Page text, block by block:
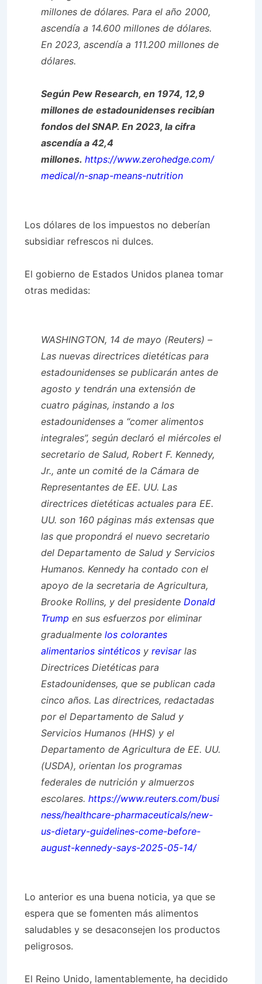
millones de dólares. Para el año 2000,
ascendía a 14.600 millones de dólares.
En 2023, ascendía a 111.200 millones de
dólares.
Según Pew Research, en 1974, 12,9
millones de estadounidenses recibían
fondos del SNAP. En 2023, la cifra
ascendía a 42,4
millones. https://www.zerohedge.com/
medical/n-snap-means-nutrition
Los dólares de los impuestos no deberían
subsidiar refrescos ni dulces.
El gobierno de Estados Unidos planea tomar
otras medidas:
WASHINGTON, 14 de mayo (Reuters) –
Las nuevas directrices dietéticas para
estadounidenses se publicarán antes de
agosto y tendrán una extensión de
cuatro páginas, instando a los
estadounidenses a “comer alimentos
integrales”, según declaró el miércoles el
secretario de Salud, Robert F. Kennedy,
Jr., ante un comité de la Cámara de
Representantes de EE. UU. Las
directrices dietéticas actuales para EE.
UU. son 160 páginas más extensas que
las que propondrá el nuevo secretario
del Departamento de Salud y Servicios
Humanos. Kennedy ha contado con el
apoyo de la secretaria de Agricultura,
Brooke Rollins, y del presidente Donald
Trump en sus esfuerzos por eliminar
gradualmente los colorantes
alimentarios sintéticos y revisarlas
Directrices Dietéticas para
Estadounidenses, que se publican cada
cinco años. Las directrices, redactadas
por el Departamento de Salud y
Servicios Humanos (HHS) y el
Departamento de Agricultura de EE. UU.
(USDA), orientan los programas
federales de nutrición y almuerzos
escolares. https://www.reuters.com/busi
ness/healthcare-pharmaceuticals/new-
us-dietary-guidelines-come-before-
august-kennedy-says-2025-05-14/
Lo anterior es una buena noticia, ya que se
espera que se fomenten más alimentos
saludables y se desaconsejen los productos
peligrosos.
El Reino Unido, lamentablemente, ha decidido